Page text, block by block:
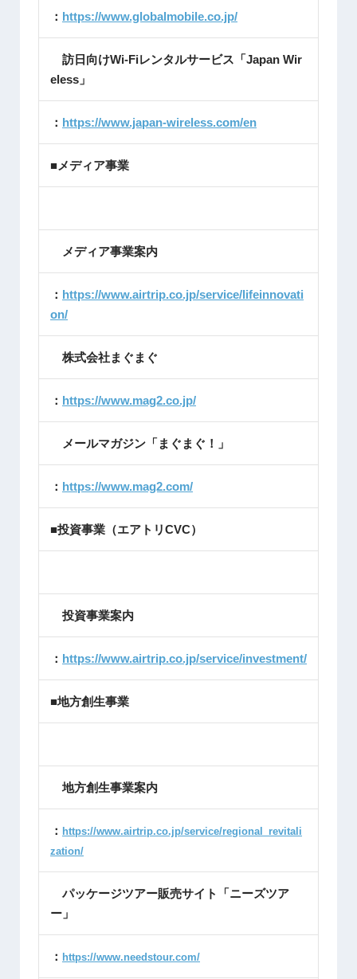
： https://www.globalmobile.co.jp/
訪日向けWi-Fiレンタルサービス「Japan Wir
eless」
： https://www.japan-wireless.com/en
■メディア事業
メディア事業案内
： https://www.airtrip.co.jp/service/lifeinnovati
on/
株式会社まぐまぐ
： https://www.mag2.co.jp/
メールマガジン「まぐまぐ！」
： https://www.mag2.com/
■投資事業（エアトリCVC）
投資事業案内
： https://www.airtrip.co.jp/service/investment/
■地方創生事業
地方創生事業案内
： https://www.airtrip.co.jp/service/regional_revitali
zation/
パッケージツアー販売サイト「ニーズツア
ー」
： https://www.needstour.com/